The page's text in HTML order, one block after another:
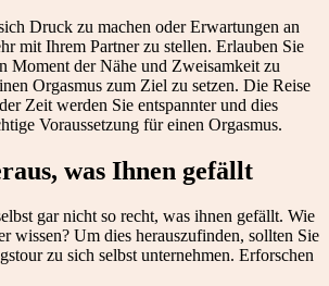
Druck zu machen oder Erwartungen an
mit Ihrem Partner zu stellen. Erlauben Sie
Moment der Nähe und Zweisamkeit zu
Orgasmus zum Ziel zu setzen. Die Reise
Zeit werden Sie entspannter und dies
Voraussetzung für einen Orgasmus.
was Ihnen gefällt
gar nicht so recht, was ihnen gefällt. Wie
wissen? Um dies herauszufinden, sollten Sie
zu sich selbst unternehmen. Erforschen